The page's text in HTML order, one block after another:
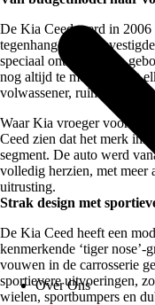
Over Ons
De Kia Ceed werd in 2006
tegenhanger van
speciaal ontworpen en
nog altijd te merken. Met
volwassener, ruimer en
Waar Kia vroeger vooral
Ceed zien dat het merk
segment. De auto werd
volledig herzien, met meer
uitrusting.
Strak design met
De Kia Ceed heeft een
kenmerkende ‘tiger
vouwen in de carrosserie
sportievere uitvoeringen,
wielen, sportbumpers en